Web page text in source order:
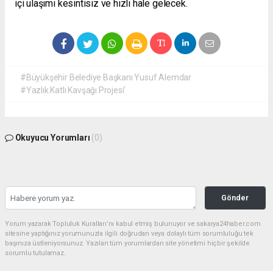
içi ulaşımı kesintisiz ve hızlı hale gelecek.
#Büyükşehir Belediye Başkanı Yusuf Alemdar
#Yazlık Katlı Kavşağı Projesi’
Okuyucu Yorumları (0)
Gönder
Yorum yazarak Topluluk Kuralları’nı kabul etmiş bulunuyor ve sakarya24haber.com
sitesine yaptığınız yorumunuzla ilgili doğrudan veya dolaylı tüm sorumluluğu tek
başınıza üstleniyorsunuz. Yazılan tüm yorumlardan site yönetimi hiçbir şekilde
sorumlu tutulamaz.